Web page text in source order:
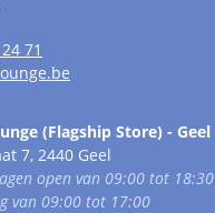
71
(Flagship Store) - Geel
7, 2440 Geel
open van 09:00 tot 18:30
van 09:00 tot 17:00